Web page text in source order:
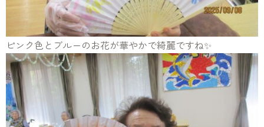
ピンク色とブルーのお花が華やかで綺麗ですね✨